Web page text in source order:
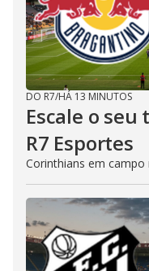
DO R7/HÁ 13 MINUTOS
Escale o
R7 Esportes
Corinthians em campo